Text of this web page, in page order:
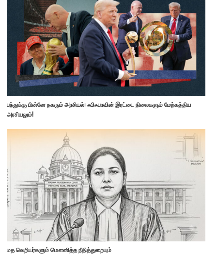
பந்துக்கு பின்னே நகரும் அரசியல்: ஃபிஃபாவின் இரட்டை நிலைகளும் மேற்கத்திய
அரசியலும்!
மத வெறியர்களும் மௌனித்த நீதித்துறையும்